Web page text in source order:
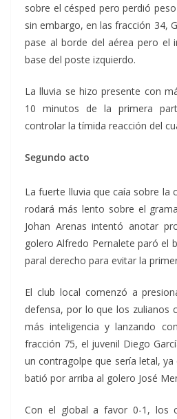
sobre el césped pero perdió
sin embargo, en las fracción 34,
pase al borde del aérea pero el
base del poste izquierdo.
La lluvia se hizo presente con
10 minutos de la primera
controlar la tímida reacción del
Segundo acto
La fuerte lluvia que caía sobre la
rodará más lento sobre el
Johan Arenas intentó anotar
golero Alfredo Pernalete paró el
paral derecho para evitar la
El club local comenzó a
defensa, por lo que los zulianos
más inteligencia y lanzando
fracción 75, el juvenil Diego
un contragolpe que sería letal,
batió por arriba al golero José
Con el global a favor 0-1, los